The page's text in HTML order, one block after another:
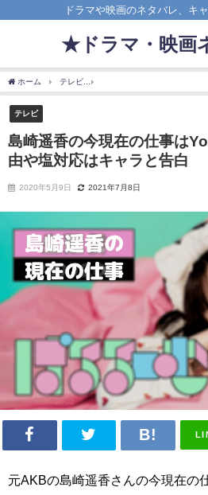
ドラマや映画のネタバレ、キ
★ドラマ・映画
ホーム テレビ
テレビ
島崎遥香の今現在の仕事は
由や塩対応はキャラと告白
2020年5月9日 2021年7月8日
元AKBの島崎遥香さんの今現在の